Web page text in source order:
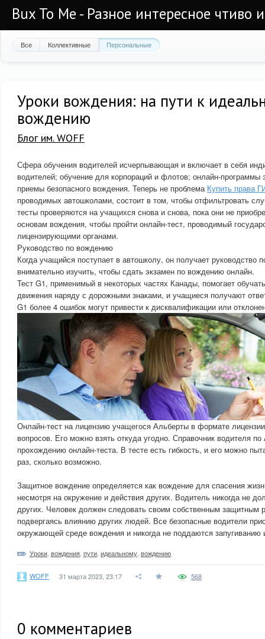
Bux To Me - Разное интересное чтиво
Все Коллективные Персональные
Уроки вождения: на пути к
вождению
Блог им. WOFF
Сфера обучения водителей исчерпывающая и включает в себя
водителей; обучение для корпораций и флотов; онлайн-программы
приемы безопасного вождения. Теперь не проблема Купить права
проводимых автошколами, состоит в том, чтобы отфильтровать
тесты проверяются на учащихся снова и снова, пока они не
основам вождения, чтобы пройти онлайн-тест, проводимый
лицензирующими органами.
Руководство по вождению
Когда учащийся поступает в автошколу, он получает руководство
внимательно изучить, чтобы сдать экзамен по вождению онлайн.
Тест G1, применимый в некоторых частях Канады, помогает
движения наряду с дорожными знаками, и учащиеся получают
G1 более 4 ошибок могут привести к дисквалификации или
Онлайн-тест на лицензию учащегося Альберты в формате
вопросов. Его можно взять откуда угодно. Справочник водителя
прохождению онлайн-теста. В тесте есть гибкость, и его можно
раз, сколько возможно.
Защитное вождение определяется как вождение для спасения
несмотря на окружение и действия других. Водитель никогда не
других. Человек должен следовать своим собственным защитным
подвергаясь влиянию других людей. Все безопасные водители
окружающей среде вождения и никогда не поддаются запугиванию
Уроки вождения пути идеальному вождению
WOFF 31 марта 2023, 23:17 568
0 комментариев